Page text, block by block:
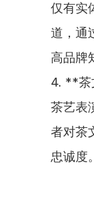
仅有实
道，通
高品牌
4. **茶
茶艺表
者对茶
忠诚度。